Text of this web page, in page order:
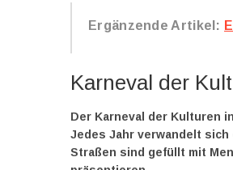
Ergänzende Artikel:
Karneval der
Der Karneval der Kulturen
Jedes Jahr verwandelt
Straßen sind gefüllt mit